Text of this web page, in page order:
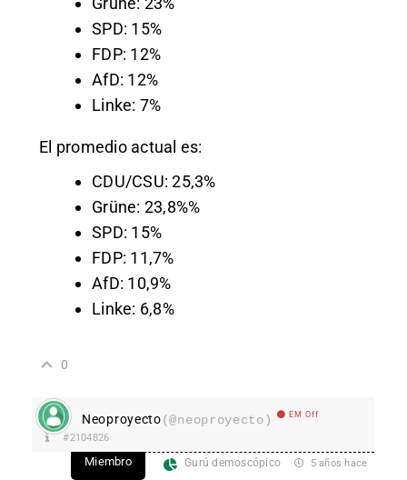
SPD: 15%
FDP: 12%
AfD: 12%
Linke: 7%
El promedio actual es:
CDU/CSU: 25,3%
Grüne: 23,8%%
SPD: 15%
FDP: 11,7%
AfD: 10,9%
Linke: 6,8%
0
Neoproyecto(@neoproyecto) EM Off
#2104826
Miembro Gurú demoscópico 5 años hace